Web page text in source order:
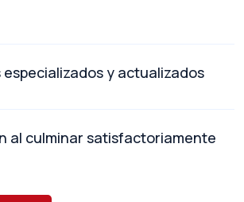
y actualizados
al culminar satisfactoriamente